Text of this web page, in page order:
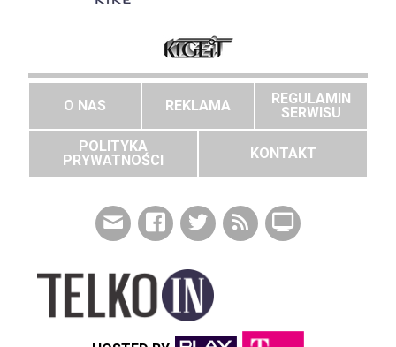
O NAS REKLAMA
REGULAMIN
SERWISU
POLITYKA
PRYWATNOŚCI
KONTAKT